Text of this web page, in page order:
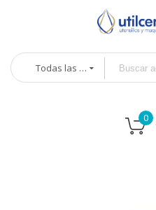
Todas las categorías